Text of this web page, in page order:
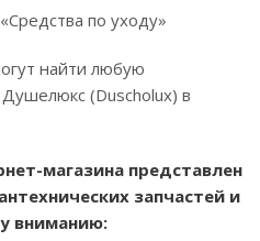
по уходу»
найти любую
(Duscholux) в
магазина представлен
запчастей и
вниманию: